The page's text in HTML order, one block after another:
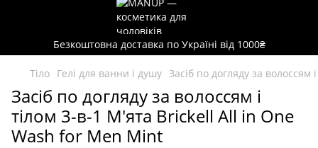
Безкоштовна доставка по Україні від 1000₴
Тіло Гелі для ванни і душу Засіб по догляду за
Засіб по догляду за волоссям і
тілом 3-в-1 М'ята Brickell All in One
Wash for Men Mint